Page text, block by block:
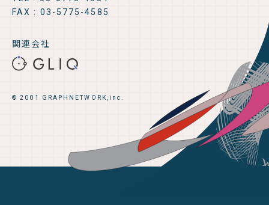
FAX : 03-5775-4585
関連会社
© 2001 GRAPHNETWORK,inc.